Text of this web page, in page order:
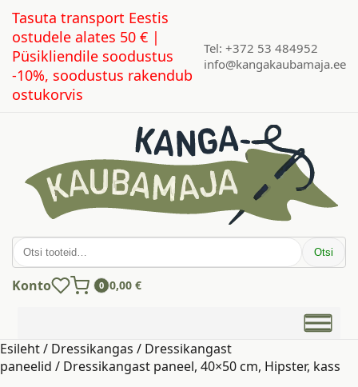
Tasuta transport Eestis
ostudele alates 50 € |
Püsikliendile soodustus
-10%, soodustus rakendub
ostukorvis
Tel: +372 53 484952
info@kangakaubamaja.ee
Otsi: Otsi
Konto 0 0,00 €
Esileht/ Dressikangas / Dressikangast
paneelid / Dressikangast paneel, 40×50 cm, Hipster, kass